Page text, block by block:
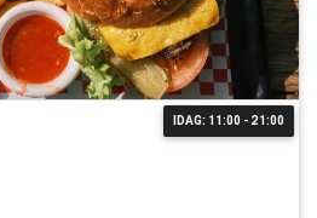
IDAG: 11:00 - 21:00